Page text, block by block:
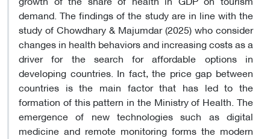
demand. The findings of the study are in line with the
study of Chowdhary & Majumdar (2025) who consider
changes in health behaviors and increasing costs as a
driver for the search for affordable options in
developing countries. In fact, the price gap between
countries is the main factor that has led to the
formation of this pattern in the Ministry of Health. The
emergence of new technologies such as digital
medicine and remote monitoring forms the modern